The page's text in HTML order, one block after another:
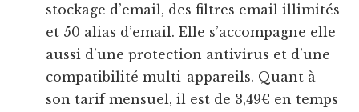
stockage d’email, des filtres email illimités
et 50 alias d’email. Elle s’accompagne elle
aussi d’une protection antivirus et d’une
compatibilité multi-appareils. Quant à
son tarif mensuel, il est de 3,49€ en temps